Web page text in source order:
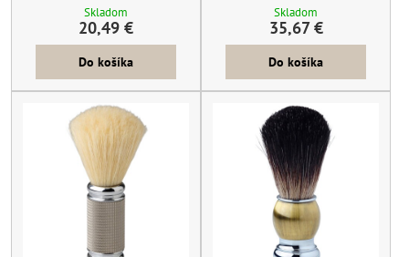
Skladom
20,49 €
Do košíka
Skladom
35,67 €
Do košíka